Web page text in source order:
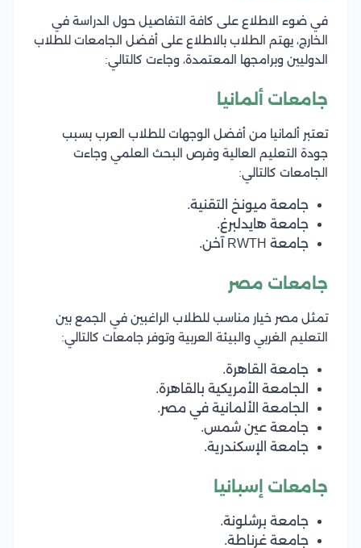
في ضوء الاطلاع على كافة التفاصيل حول الدراسة في
الخارج، يهتم الطلاب بالاطلاع على أفضل الجامعات للطلاب
الدوليين وبرامجها المعتمدة، وجاءت كالتالي:
جامعات ألمانيا
تعتبر ألمانيا من أفضل الوجهات للطلاب العرب بسبب
جودة التعليم العالية وفرص البحث العلمي وجاءت
الجامعات كالتالي:
جامعة ميونخ التقنية.
جامعة هايدلبرغ.
جامعة RWTH آخن.
جامعات مصر
تمثل مصر خيار مناسب للطلاب الراغبين في الجمع بين
التعليم الغربي والبيئة العربية وتوفر جامعات كالتالي:
جامعة القاهرة.
الجامعة الأمريكية بالقاهرة.
الجامعة الألمانية في مصر.
جامعة عين شمس.
جامعة الإسكندرية.
جامعات إسبانيا
جامعة برشلونة.
جامعة غرناطة.